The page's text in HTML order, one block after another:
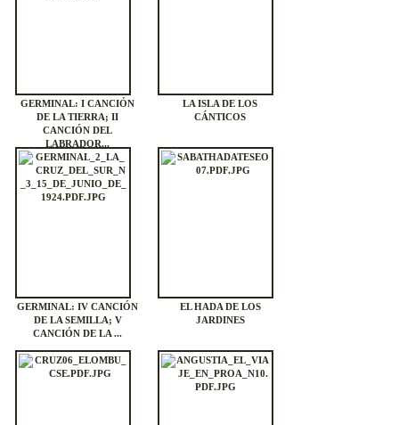
GERMINAL: I CANCIÓN
DE LA TIERRA; II
CANCIÓN DEL
LABRADOR...
LA ISLA DE LOS
CÁNTICOS
GERMINAL: IV CANCIÓN
DE LA SEMILLA; V
CANCIÓN DE LA ...
EL HADA DE LOS
JARDINES